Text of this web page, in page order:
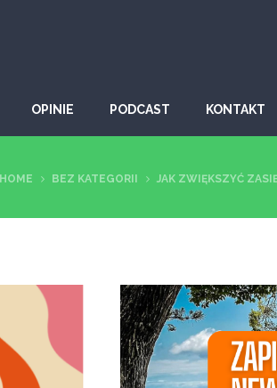
OPINIE PODCAST KONTAKT
HOME BEZ KATEGORII JAK ZWIĘKSZYĆ